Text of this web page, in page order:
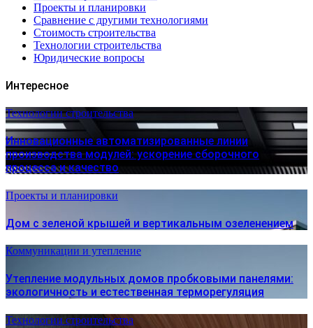
Проекты и планировки
Сравнение с другими технологиями
Стоимость строительства
Технологии строительства
Юридические вопросы
Интересное
Технологии строительства
Инновационные автоматизированные линии
производства модулей: ускорение сборочного
процесса и качество
Проекты и планировки
Дом с зеленой крышей и вертикальным озеленением
Коммуникации и утепление
Утепление модульных домов пробковыми панелями:
экологичность и естественная терморегуляция
Технологии строительства